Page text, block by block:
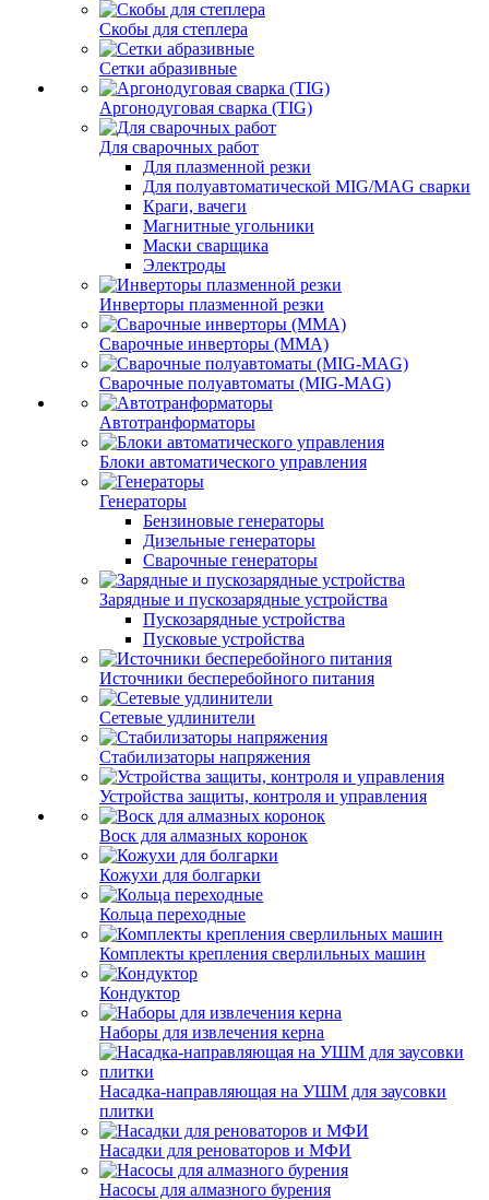
Скобы для степлера
Сетки абразивные
Аргонодуговая сварка (TIG)
Для сварочных работ
Для плазменной резки
Для полуавтоматической MIG/MAG сварки
Краги, вачеги
Магнитные угольники
Маски сварщика
Электроды
Инверторы плазменной резки
Сварочные инверторы (MMA)
Сварочные полуавтоматы (MIG-MAG)
Автотранформаторы
Блоки автоматического управления
Генераторы
Бензиновые генераторы
Дизельные генераторы
Сварочные генераторы
Зарядные и пускозарядные устройства
Пускозарядные устройства
Пусковые устройства
Источники бесперебойного питания
Сетевые удлинители
Стабилизаторы напряжения
Устройства защиты, контроля и управления
Воск для алмазных коронок
Кожухи для болгарки
Кольца переходные
Комплекты крепления сверлильных машин
Кондуктор
Наборы для извлечения керна
Насадка-направляющая на УШМ для заусовки
плитки
Насадки для реноваторов и МФИ
Насосы для алмазного бурения